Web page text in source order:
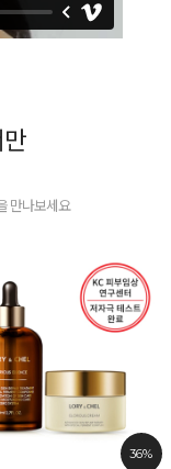
만나보세요
36%